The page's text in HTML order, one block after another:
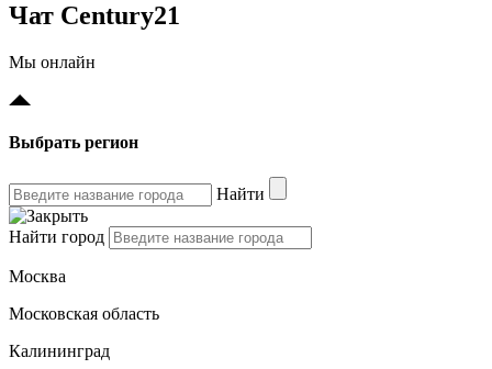
Чат Century21
Мы онлайн
Выбрать регион
Найти
Найти город
Москва
Московская область
Калининград